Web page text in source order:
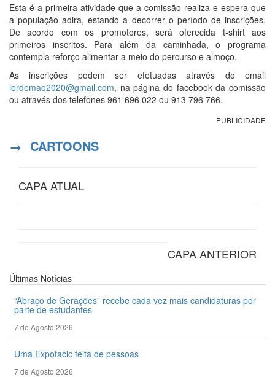
Esta é a primeira atividade que a comissão realiza e espera que
a população adira, estando a decorrer o período de inscrições.
De acordo com os promotores, será oferecida t-shirt aos
primeiros inscritos. Para além da caminhada, o programa
contempla reforço alimentar a meio do percurso e almoço.
As inscrições podem ser efetuadas através do email
lordemao2020@gmail.com, na página do facebook da comissão
ou através dos telefones 961 696 022 ou 913 796 766.
PUBLICIDADE
→ CARTOONS
CAPA ATUAL
CAPA ANTERIOR
Últimas Notícias
“Abraço de Gerações” recebe cada vez mais candidaturas por
parte de estudantes
7 de Agosto 2026
Uma Expofacic feita de pessoas
7 de Agosto 2026